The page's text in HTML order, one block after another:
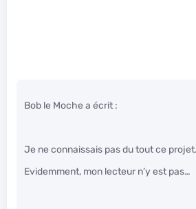
Bob le Moche a écrit :
Je ne connaissais pas du tout ce projet.
Evidemment, mon lecteur n’y est pas…